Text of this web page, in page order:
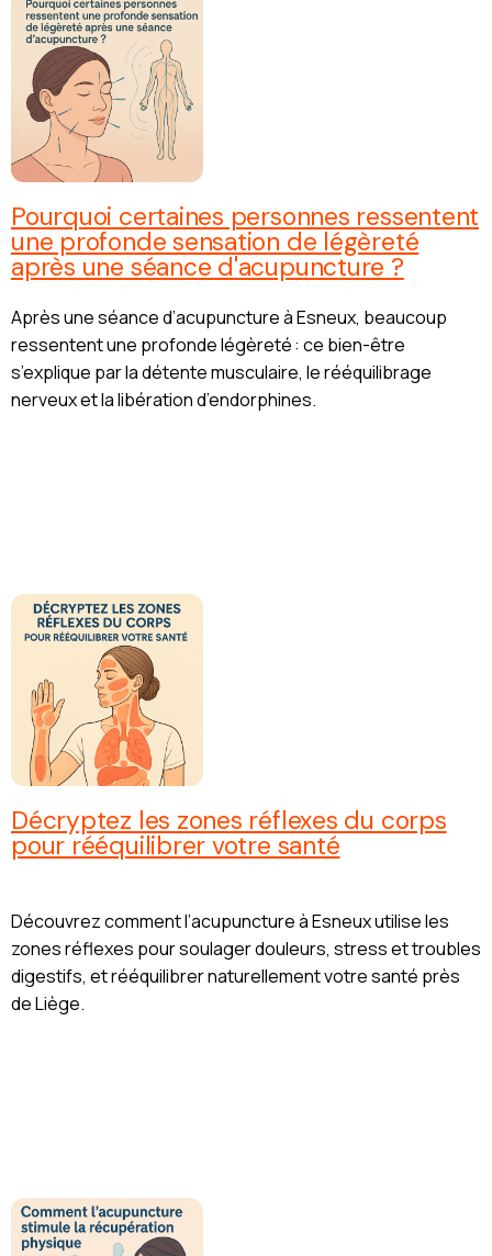
Pourquoi certaines personnes ressentent
une profonde sensation de légèreté
après une séance d'acupuncture ?
Après une séance d’acupuncture à Esneux, beaucoup
ressentent une profonde légèreté : ce bien-être
s’explique par la détente musculaire, le rééquilibrage
nerveux et la libération d’endorphines.
Décryptez les zones réflexes du corps
pour rééquilibrer votre santé
Découvrez comment l’acupuncture à Esneux utilise les
zones réflexes pour soulager douleurs, stress et troubles
digestifs, et rééquilibrer naturellement votre santé près
de Liège.